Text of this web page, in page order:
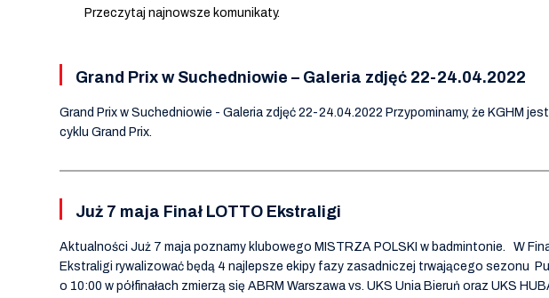
Przeczytaj najnowsze komunikaty.
Grand Prix w Suchedniowie – Galeria zdjęć 22-24.04.2022
Grand Prix w Suchedniowie - Galeria zdjęć 22-24.04.2022 Przypominamy, że KGHM
cyklu Grand Prix.
Już 7 maja Finał LOTTO Ekstraligi
Aktualności Już 7 maja poznamy klubowego MISTRZA POLSKI w badmintonie. W
Ekstraligi rywalizować będą 4 najlepsze ekipy fazy zasadniczej trwającego sezonu
o 10:00 w półfinałach zmierzą się ABRM Warszawa vs. UKS Unia Bieruń oraz UKS